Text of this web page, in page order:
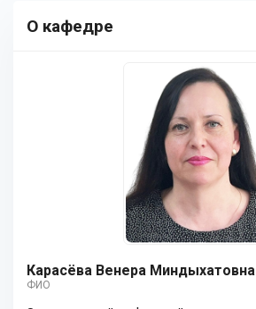
О кафедре
Карасёва Венера Миндыхатовна
ФИО